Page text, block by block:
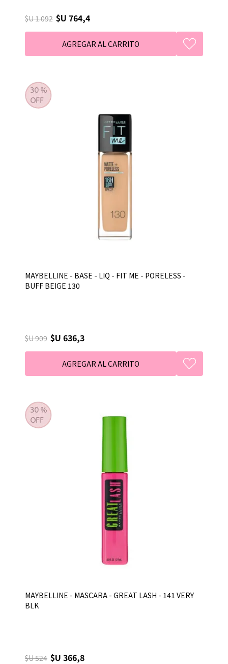
$U 1.092 $U 764,4
MAYBELLINE - BASE - LIQ - FIT ME - PORELESS -
BUFF BEIGE 130
$U 909 $U 636,3
MAYBELLINE - MASCARA - GREAT LASH - 141 VERY
BLK
$U 524 $U 366,8